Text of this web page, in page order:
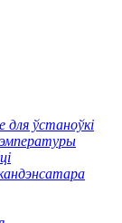
для ўстаноўкі